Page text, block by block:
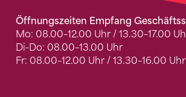
Öffnungszeiten Empfang
Mo: 08.00–12.00 Uhr / 13.30–17.00
Di-Do: 08.00–13.00 Uhr
Fr: 08.00–12.00 Uhr / 13.30–16.00 Uhr